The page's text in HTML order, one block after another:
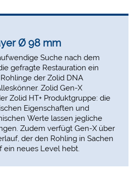
Ø 98 mm
Suche nach dem
gefragte Restauration ein
der Zolid DNA
Zolid Gen-X
Zolid HT+ Produktgruppe: die
Eigenschaften und
Werte lassen jegliche
Zudem verfügt Gen-X über
der den Rohling in Sachen
ein neues Level hebt.